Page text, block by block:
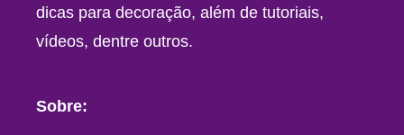
dicas para decoração, além de tutoriais,
vídeos, dentre outros.
Sobre: